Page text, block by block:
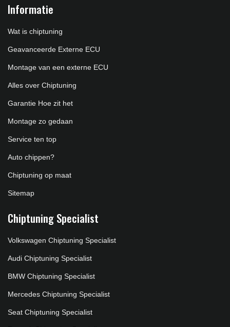
Informatie
Wat is chiptuning
Geavanceerde Externe ECU
Montage van een externe ECU
Alles over Chiptuning
Garantie Hoe zit het
Montage zo gedaan
Service ten top
Auto chippen?
Chiptuning op maat
Sitemap
Chiptuning Specialist
Volkswagen Chiptuning Specialist
Audi Chiptuning Specialist
BMW Chiptuning Specialist
Mercedes Chiptuning Specialist
Seat Chiptuning Specialist